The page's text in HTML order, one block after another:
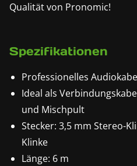
Qualität von Pronomic!
Spezifikationen
Professionelles
Ideal als
und Mischpult
Stecker: 3,5 mm Stereo-
Klinke
Länge: 6 m